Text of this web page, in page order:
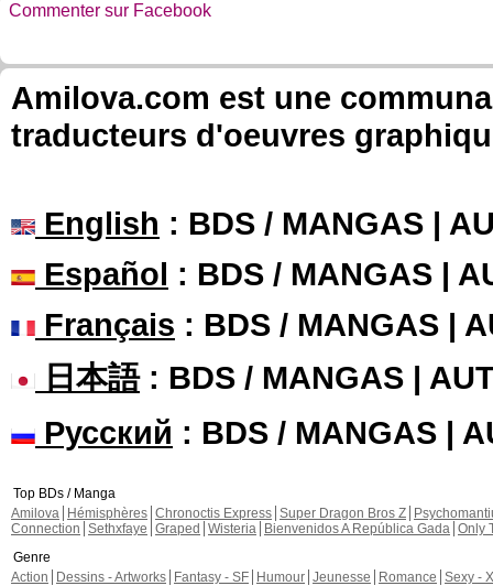
Commenter sur Facebook
Amilova.com est une
traducteurs d'oeuvres
English : BDS / MANGAS |
Español : BDS / MANGAS |
Français : BDS / MANGAS |
日本語: BDS / MANGAS |
Русский : BDS / MANGAS |
Top BDs / Manga
Amilova
Hémisphères Chronoctis Express Super Dragon Bros Z
Connection Sethxfaye Graped Wisteria Bienvenidos A República Gada Only
Genre
Action
Dessins - Artworks Fantasy - SF Humour Jeunesse Romance Sexy -